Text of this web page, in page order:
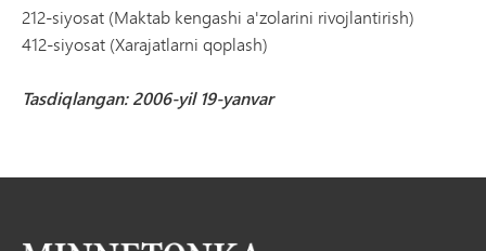
212-siyosat (Maktab kengashi a'zolarini rivojlantirish)
412-siyosat (Xarajatlarni qoplash)
Tasdiqlangan: 2006-yil 19-yanvar